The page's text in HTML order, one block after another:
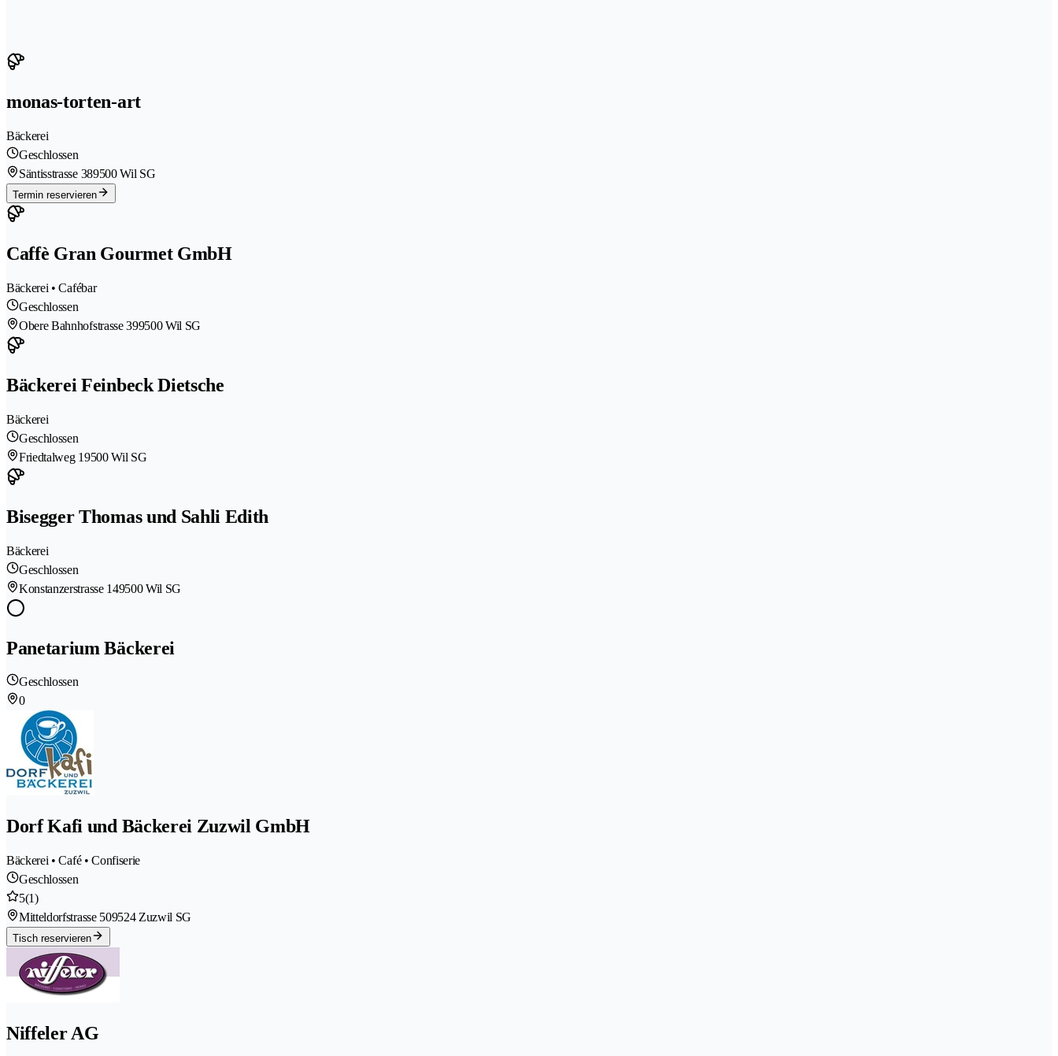
monas-torten-art
Bäckerei
Geschlossen
Säntisstrasse 389500 Wil SG
Termin reservieren
Caffè Gran Gourmet GmbH
Bäckerei • Cafébar
Geschlossen
Obere Bahnhofstrasse 399500 Wil SG
Bäckerei Feinbeck Dietsche
Bäckerei
Geschlossen
Friedtalweg 19500 Wil SG
Bisegger Thomas und Sahli Edith
Bäckerei
Geschlossen
Konstanzerstrasse 149500 Wil SG
Panetarium Bäckerei
Geschlossen
0
Dorf Kafi und Bäckerei Zuzwil GmbH
Bäckerei • Café • Confiserie
Geschlossen
5(1)
Mitteldorfstrasse 509524 Zuzwil SG
Tisch reservieren
Niffeler AG